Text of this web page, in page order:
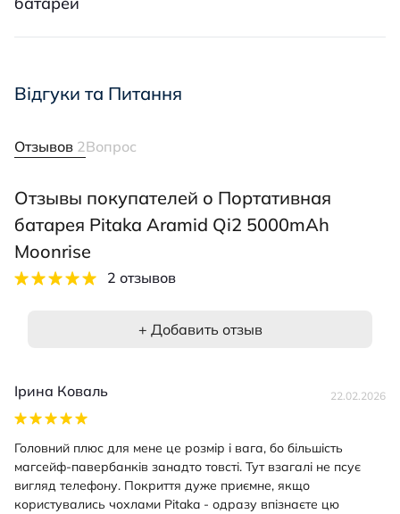
Відгуки та Питання
Отзывов 2Вопрос
Отзывы покупателей о Портативная
батарея Pitaka Aramid Qi2 5000mAh
Moonrise
2 отзывов
+ Добавить отзыв
Ірина Коваль 22.02.2026
Головний плюс для мене це розмір і вага, бо більшість
магсейф-павербанків занадто товсті. Тут взагалі не псує
вигляд телефону. Покриття дуже приємне, якщо
користувались чохлами Pitaka - одразу впізнаєте цю